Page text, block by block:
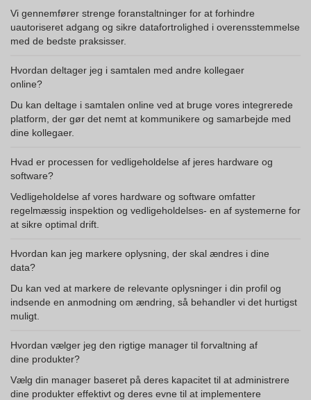
Vi gennemfører strenge foranstaltninger for at forhindre
uautoriseret adgang og sikre datafortrolighed i overensstemmelse
med de bedste praksisser.
Hvordan deltager jeg i samtalen med andre kollegaer
online?
Du kan deltage i samtalen online ved at bruge vores integrerede
platform, der gør det nemt at kommunikere og samarbejde med
dine kollegaer.
Hvad er processen for vedligeholdelse af jeres hardware og
software?
Vedligeholdelse af vores hardware og software omfatter
regelmæssig inspektion og vedligeholdelses- en af systemerne for
at sikre optimal drift.
Hvordan kan jeg markere oplysning, der skal ændres i dine
data?
Du kan ved at markere de relevante oplysninger i din profil og
indsende en anmodning om ændring, så behandler vi det hurtigst
muligt.
Hvordan vælger jeg den rigtige manager til forvaltning af
dine produkter?
Vælg din manager baseret på deres kapacitet til at administrere
dine produkter effektivt og deres evne til at implementere